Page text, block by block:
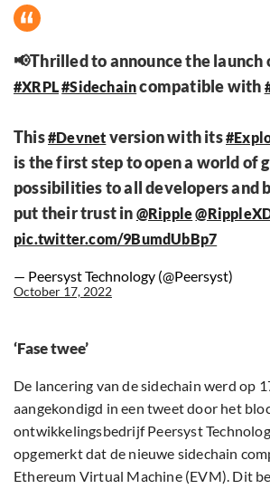
📢Thrilled to announce the
#XRPL#Sidechaincompatible with
This#Devnet version with its
is the first step to open a world of
possibilities to all developers and
put their trust in @Ripple
pic.twitter.com/9BumdUbBp7
— Peersyst Technology (@Peersyst)
October 17, 2022
‘Fase twee’
De lancering van de sidechain werd op
aangekondigd in een tweet door het
ontwikkelingsbedrijf Peersyst
opgemerkt dat de nieuwe sidechain
Ethereum Virtual Machine (EVM). Dit